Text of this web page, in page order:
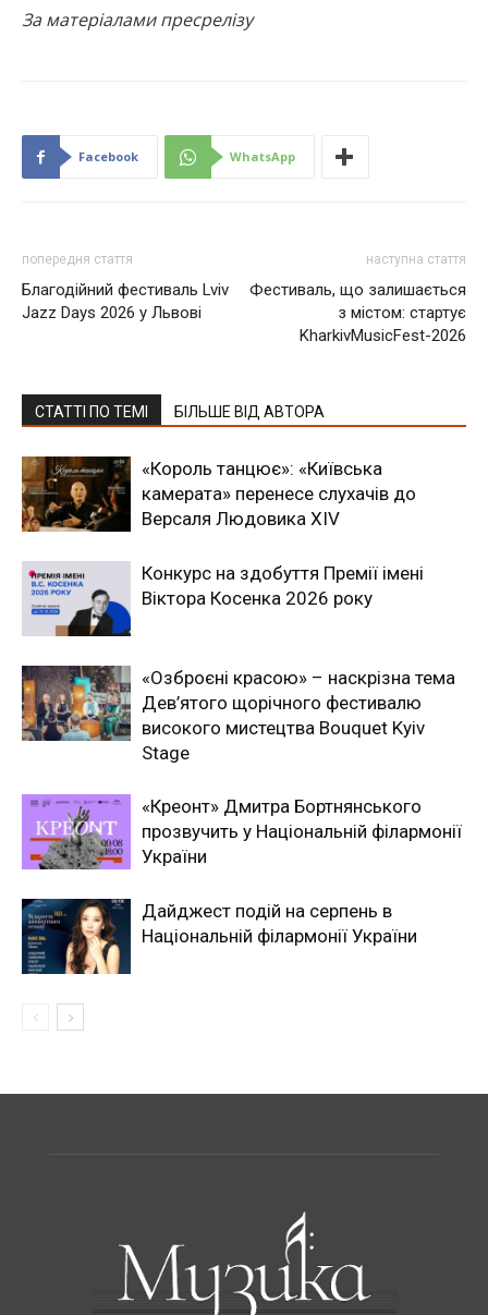
За матеріалами пресрелізу
Facebook WhatsApp
попередня стаття
Благодійний фестиваль Lviv
Jazz Days 2026 у Львові
наступна стаття
Фестиваль, що залишається
з містом: стартує
KharkivMusicFest-2026
СТАТТІ ПО ТЕМІ БІЛЬШЕ ВІД АВТОРА
«Король танцює»: «Київська
камерата» перенесе слухачів до
Версаля Людовика XIV
Конкурс на здобуття Премії імені
Віктора Косенка 2026 року
«Озброєні красою» – наскрізна тема
Дев’ятого щорічного фестивалю
високого мистецтва Bouquet Kyiv
Stage
«Креонт» Дмитра Бортнянського
прозвучить у Національній філармонії
України
Дайджест подій на серпень в
Національній філармонії України